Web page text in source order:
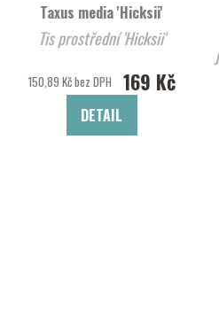
Taxus media 'Hicksii'
Tis prostřední 'Hicksii'
150,89 Kč bez DPH 169 Kč
DETAIL